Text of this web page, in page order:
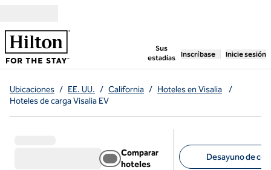
Sus
estadías
, abre una pestaña
Inscríbase Inicie sesión
Ubicaciones / EE. UU. / California / Hoteles en Visalia
/
Hoteles de carga Visalia EV
Comparar
hoteles
Desayuno de